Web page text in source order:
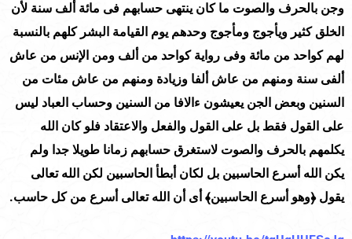
وجن بالحرف والصوت ما كان ينتهى حسابهم فى مائة ألف سنة لأن
الخلق كثير ويأجوج ومأجوج وحدهم يوم القيامة البشر كلهم بالنسبة
لهم كواحد من مائة وفى رواية كواحد من ألف ومن الإنس من عاش
ألفى سنة ومنهم من عاش ألفا وزيادة ومنهم من عاش مئات من
السنين وبعض الجن يعيشون ءالافا من السنين وحساب العباد ليس
على القول فقط بل على القول والفعل والاعتقاد فلو كان الله
يكلمهم بالحرف والصوت لاستغرق حسابهم زمانا طويلا جدا ولم
يكن الله أسرع الحاسبين بل لكان أبطأ الحاسبين لكن الله تعالى
يقول ﴿وهو أسرع الحاسبين﴾ أى أن الله تعالى أسرع من كل حاسب.